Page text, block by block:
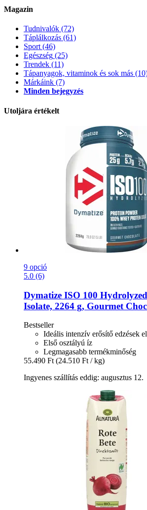
Magazin
Tudnivalók (72)
Táplálkozás (61)
Sport(46)
Egészség (25)
Trendek (11)
Tápanyagok, vitaminok és sok más
Márkáink (7)
Minden bejegyzés
Utoljára értékelt
9 opció
5.0 (6)
Dymatize ISO 100
Isolate, 2264 g, Gourmet
Bestseller
Ideális intenzív erősítő edzések
Első osztályú íz
Legmagasabb termékminőség
55.490 Ft (24.510 Ft / kg)
Ingyenes szállítás eddig: augusztus 12.